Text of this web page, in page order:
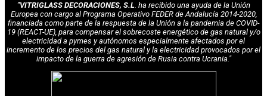
"VITRIGLASS DECORACIONES, S.L. ha recibido una ayuda de la Unión
Europea con cargo al Programa Operativo FEDER de Andalucía 2014-2020,
financiada como parte de la respuesta de la Unión a la pandemia de COVID-
19 (REACT-UE), para compensar el sobrecoste energético de gas natural y/o
electricidad a pymes y autónomos especialmente afectados por el
incremento de los precios del gas natural y la electricidad provocados por el
impacto de la guerra de agresión de Rusia contra Ucrania."